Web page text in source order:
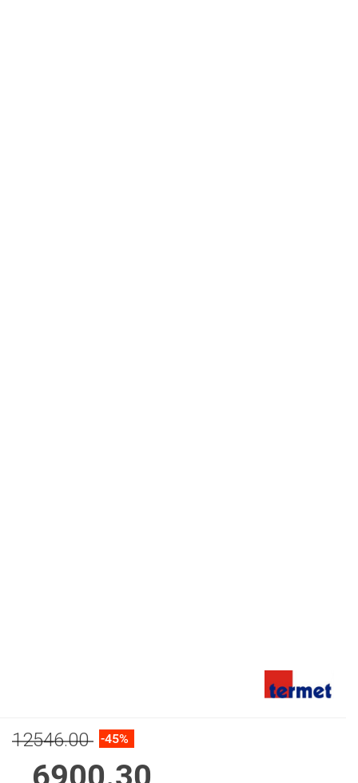
12546.00 -45%